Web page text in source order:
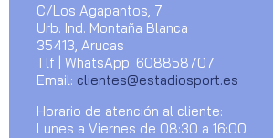
C/Los Agapantos, 7
Urb. Ind. Montaña Blanca
35413, Arucas
Tlf | WhatsApp: 608858707
Email: clientes@estadiosport.es
Horario de atención al cliente:
Lunes a Viernes de 08:30 a 16:00